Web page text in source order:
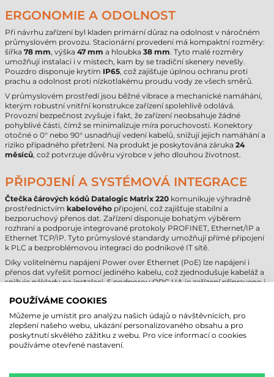
ERGONOMIE A ODOLNOST
Při návrhu zařízení byl kladen primární důraz na odolnost v náročném
průmyslovém provozu. Stacionární provedení má kompaktní rozměry:
šířka 78 mm, výška 47 mm a hloubka 38 mm. Tyto malé rozměry
umožňují instalaci i v místech, kam by se tradiční skenery nevešly.
Pouzdro disponuje krytím IP65, což zajišťuje úplnou ochranu proti
prachu a odolnost proti nízkotlakému proudu vody ze všech směrů.
V průmyslovém prostředí jsou běžné vibrace a mechanické namáhání,
kterým robustní vnitřní konstrukce zařízení spolehlivě odolává.
Provozní bezpečnost zvyšuje i fakt, že zařízení neobsahuje žádné
pohyblivé části, čímž se minimalizuje míra poruchovosti. Konektory
otočné o 0° nebo 90° usnadňují vedení kabelů, snižují jejich namáhání a
riziko případného přetržení. Na produkt je poskytována záruka 24
měsíců, což potvrzuje důvěru výrobce v jeho dlouhou životnost.
PŘIPOJENÍ A SYSTÉMOVÁ INTEGRACE
Čtečka čárových kódů Datalogic Matrix 220 komunikuje výhradně
prostřednictvím kabelového připojení, což zajišťuje stabilní a
bezporuchový přenos dat. Zařízení disponuje bohatým výběrem
rozhraní a podporuje integrované protokoly PROFINET, Ethernet/IP a
Ethernet TCP/IP. Tyto průmyslové standardy umožňují přímé připojení
k PLC a bezproblémovou integraci do podnikové IT sítě.
Díky volitelnému napájení Power over Ethernet (PoE) lze napájení i
přenos dat vyřešit pomocí jediného kabelu, což zjednodušuje kabeláž a
snižuje náklady na instalaci. S podporou OPC UA je zařízení připraveno i
integrace zajišťuje, že čtečka nefunguje jako izolovaná jednotka, ale jako
organická součást celého výrobního procesu.
DATALOGIC MATRIX 220 ČTEČKA
ČÁROVÝCH KÓDŮ - TECHNICKÉ
POUŽÍVÁME COOKIES
Můžeme je umístit pro analýzu našich údajů o návštěvnících, pro
zlepšení našeho webu, ukázání personalizovaného obsahu a pro
poskytnutí skvělého zážitku z webu. Pro více informací o cookies
používáme otevřené nastavení.